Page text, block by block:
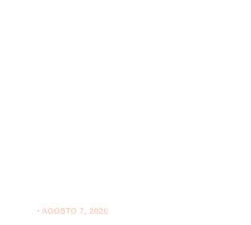
⋅ AGOSTO 7, 2026